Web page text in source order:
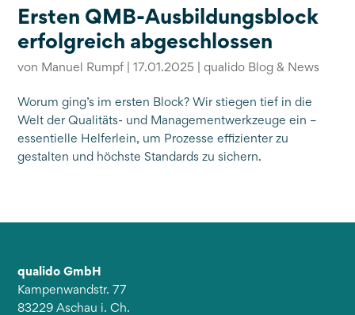
Ersten QMB-Ausbildungsblock
erfolgreich abgeschlossen
von Manuel Rumpf |17.01.2025 |qualido Blog & News
Worum ging’s im ersten Block? Wir stiegen tief in die
Welt der Qualitäts- und Managementwerkzeuge ein –
essentielle Helferlein, um Prozesse effizienter zu
gestalten und höchste Standards zu sichern.
qualido GmbH
Kampenwandstr. 77
83229 Aschau i. Ch.